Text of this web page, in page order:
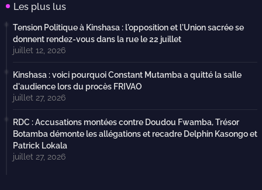
Les plus lus
Tension Politique à Kinshasa : l'opposition et l'Union sacrée se
donnent rendez-vous dans la rue le 22 juillet
juillet 12, 2026
Kinshasa : voici pourquoi Constant Mutamba a quitté la salle
d'audience lors du procès FRIVAO
juillet 27, 2026
RDC : Accusations montées contre Doudou Fwamba, Trésor
Botamba démonte les allégations et recadre Delphin Kasongo et
Patrick Lokala
juillet 27, 2026